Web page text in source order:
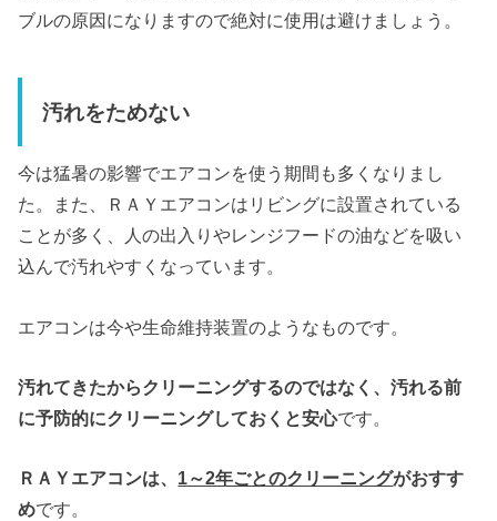
ブルの原因になりますので絶対に使用は避けましょう。
汚れをためない
今は猛暑の影響でエアコンを使う期間も多くなりまし
た。また、ＲＡＹエアコンはリビングに設置されている
ことが多く、人の出入りやレンジフードの油などを吸い
込んで汚れやすくなっています。
エアコンは今や生命維持装置のようなものです。
汚れてきたからクリーニングするのではなく、汚れる前
に予防的にクリーニングしておくと安心です。
ＲＡＹエアコンは、 1～2年ごとのクリーニングがおすす
めです。